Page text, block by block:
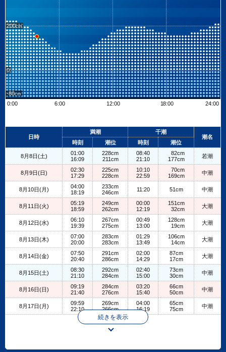
200
0
-80
0:00
6:00 12:00 18:00 24:00
+
日時
満潮
干潮
潮名
時刻
潮位 時刻 潮位
8月8日(土)
01:00
16:09
228cm
211cm
08:40
21:10
82cm
177cm
若潮
8月9日(日)
02:30
17:29
225cm
228cm
10:10
22:59
70cm
169cm
中潮
8月10日(月)
04:00
18:19
233cm
246cm
11:20 51cm 中潮
8月11日(火)
05:19
18:59
249cm
262cm
00:00
12:19
151cm
32cm
大潮
8月12日(水)
06:10
19:39
267cm
275cm
00:49
13:00
128cm
19cm
大潮
8月13日(木)
07:00
20:00
283cm
283cm
01:29
13:49
106cm
14cm
大潮
8月14日(金)
07:50
20:40
291cm
286cm
02:00
14:29
87cm
17cm
大潮
8月15日(土)
08:30
21:10
292cm
284cm
02:40
15:00
73cm
30cm
中潮
8月16日(日)
09:19
21:40
284cm
276cm
03:20
15:40
66cm
50cm
中潮
8月17日(月)
09:59
22:10
269cm
266cm
04:00
16:19
65cm
75cm
中潮
続きを表示